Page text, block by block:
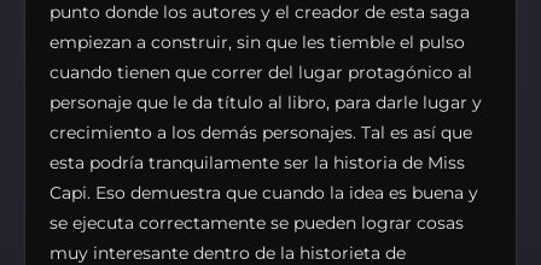
punto donde los autores y el creador de esta saga
empiezan a construir, sin que les tiemble el pulso
cuando tienen que correr del lugar protagónico al
personaje que le da título al libro, para darle lugar y
crecimiento a los demás personajes. Tal es así que
esta podría tranquilamente ser la historia de Miss
Capi. Eso demuestra que cuando la idea es buena y
se ejecuta correctamente se pueden lograr cosas
muy interesante dentro de la historieta de